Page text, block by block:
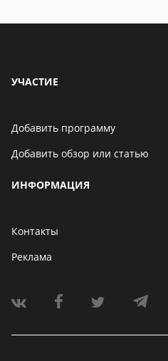
УЧАСТИЕ
Добавить программу
Добавить обзор или статью
ИНФОРМАЦИЯ
Контакты
Реклама